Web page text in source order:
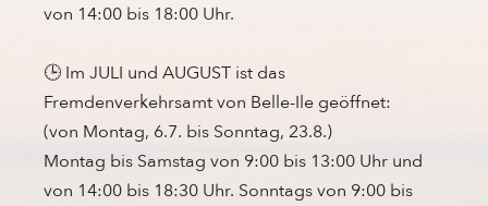
von 14:00 bis 18:00 Uhr.
🕒 Im JULI und AUGUST ist das
Fremdenverkehrsamt von Belle-Ile geöffnet:
(von Montag, 6.7. bis Sonntag, 23.8.)
Montag bis Samstag von 9:00 bis 13:00 Uhr und
von 14:00 bis 18:30 Uhr. Sonntags von 9:00 bis